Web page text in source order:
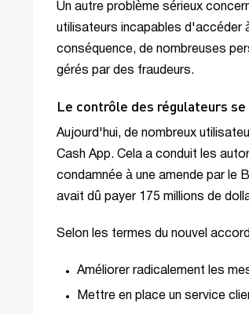
Un autre problème sérieux
utilisateurs incapables d'accéder
conséquence, de nombreuses
gérés par des fraudeurs.
Le contrôle des régulateurs
Aujourd'hui, de nombreux
Cash App. Cela a conduit les
condamnée à une amende par le
avait dû payer 175 millions de
Selon les termes du nouvel
Améliorer radicalement les
Mettre en place un service